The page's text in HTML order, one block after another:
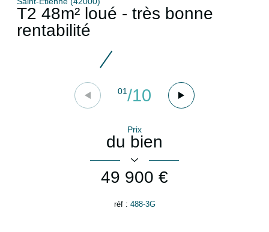
T2 48m² loué - très bonne
rentabilité
01/10
Prix
du bien
49 900 €
réf : 488-3G